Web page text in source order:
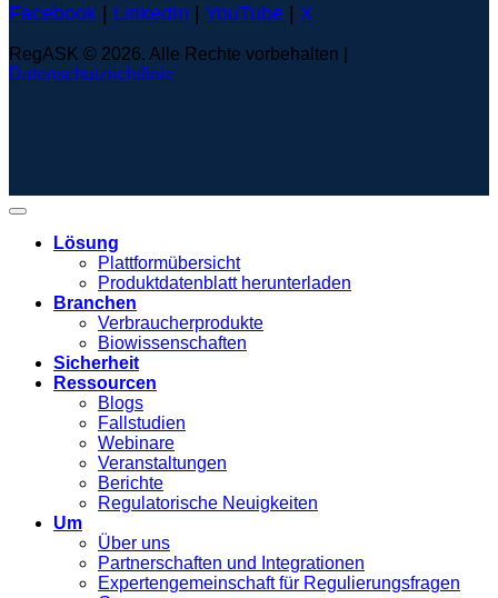
Facebook | LinkedIn | YouTube | X
RegASK © 2026. Alle Rechte vorbehalten |
Datenschutzrichtlinie
Lösung
Plattformübersicht
Produktdatenblatt herunterladen
Branchen
Verbraucherprodukte
Biowissenschaften
Sicherheit
Ressourcen
Blogs
Fallstudien
Webinare
Veranstaltungen
Berichte
Regulatorische Neuigkeiten
Um
Über uns
Partnerschaften und Integrationen
Expertengemeinschaft für Regulierungsfragen